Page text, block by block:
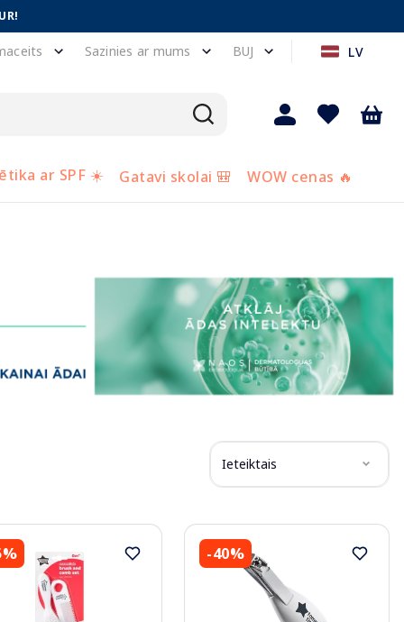
Sazinies ar mums BUJ LV
ar SPF ☀️ Gatavi skolai 🎒 WOW cenas 🔥
Ieteiktais
-40%